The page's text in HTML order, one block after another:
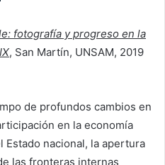
fotografía y progreso en la
, San Martín, UNSAM, 2019
de profundos cambios en
en la economía
Estado nacional, la apertura
las fronteras internas